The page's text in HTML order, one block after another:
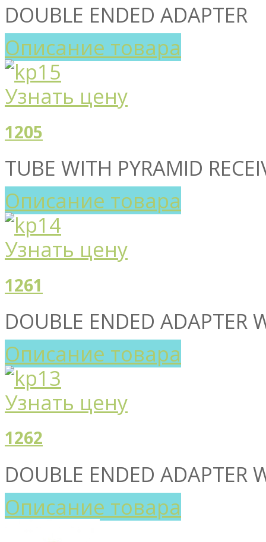
DOUBLE ENDED ADAPTER
Описание товара
Узнать цену
1205
TUBE WITH PYRAMID
Описание товара
Узнать цену
1261
DOUBLE ENDED ADAPTER
Описание товара
Узнать цену
1262
DOUBLE ENDED ADAPTER
Описание товара